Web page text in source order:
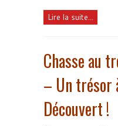
Lire la suite...
Chasse au
– Un trésor
Découvert !